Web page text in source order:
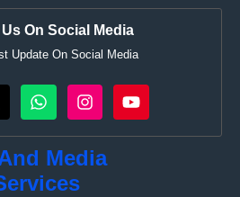
On Social Media
Update On Social Media
Media